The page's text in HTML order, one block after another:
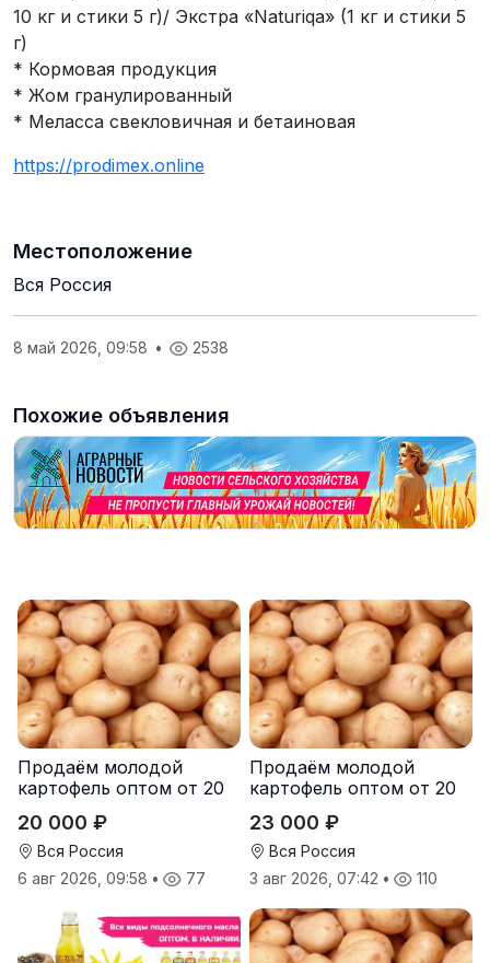
10 кг и стики 5 г)/ Экстра «Naturiqa» (1 кг и стики 5
г)
* Кормовая продукция
* Жом гранулированный
* Меласса свекловичная и бетаиновая
https://prodimex.online
Местоположение
Вся Россия
8 май 2026, 09:58 • 2538
Похожие объявления
Продаём молодой
картофель оптом от 20
20 000 ₽
Вся Россия
6 авг 2026, 09:58 • 77
Продаём молодой
картофель оптом от 20
23 000 ₽
Вся Россия
3 авг 2026, 07:42 • 110